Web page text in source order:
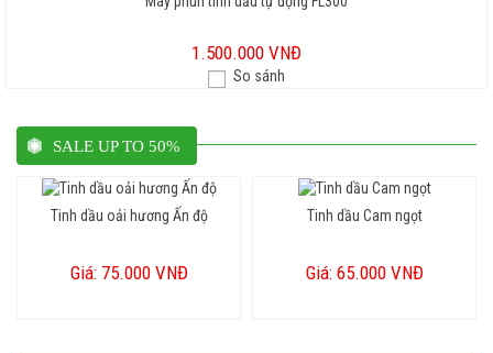
1.500.000 VNĐ
So sánh
SALE UP TO 50%
Tinh dầu oải hương Ấn độ
Giá: 75.000 VNĐ
Tinh dầu Cam ngọt
Giá: 65.000 VNĐ